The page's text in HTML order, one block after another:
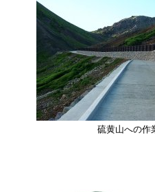
硫黄山への